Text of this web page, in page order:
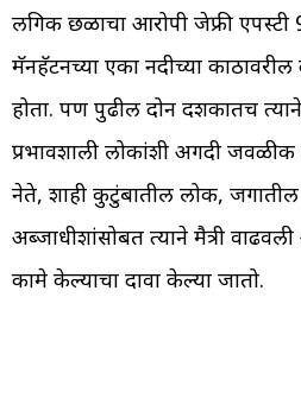
लैंगिक छळाचा आरोपी जेफ्री
मॅनहॅटनच्या एका नदीच्या
होता. पण पुढील दोन दशकातच
प्रभावशाली लोकांशी अगदी
नेते, शाही कुटुंबातील लोक,
अब्जाधीशांसोबत त्याने मैत्री
कामे केल्याचा दावा केल्या जातो.